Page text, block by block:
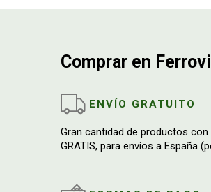
Comprar en
ENVÍO GRATUITO
Gran cantidad de productos con
GRATIS, para envíos a España